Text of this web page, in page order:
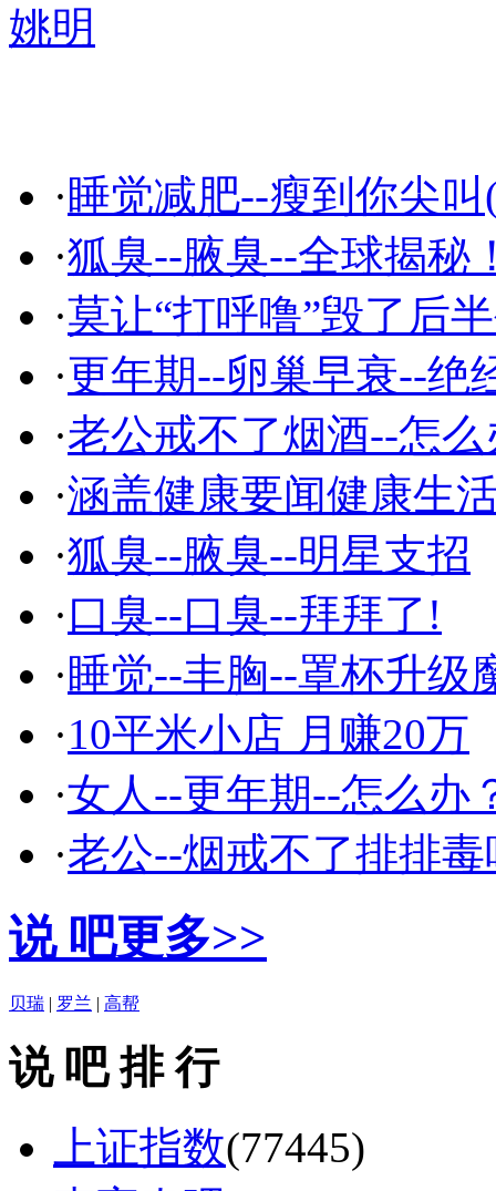
姚明
·睡觉减肥--瘦到你尖叫
·狐臭--腋臭--全球揭秘
·莫让“打呼噜”毁了后
·更年期--卵巢早衰--绝
·老公戒不了烟酒--怎么
·涵盖健康要闻健康生
·狐臭--腋臭--明星支招
·口臭--口臭--拜拜了!
·睡觉--丰胸--罩杯升级
·10平米小店 月赚20万
·女人--更年期--怎么办
·老公--烟戒不了排排毒
说 吧更多>>
贝瑞 | 罗兰 | 高帮
说 吧 排 行
上证指数(77445)